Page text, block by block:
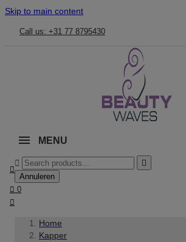
Skip to main content
Call us: +31 77 8795430
MENU



Annuleren
 0

Home
Kapper